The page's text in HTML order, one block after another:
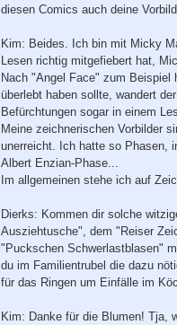
diesen Comics auch deine
Kim: Beides. Ich bin mit Micky
Lesen richtig mitgefiebert hat,
Nach "Angel Face" zum Beispiel
überlebt haben sollte, wandert
Befürchtungen sogar in einem
Meine zeichnerischen Vorbilder
unerreicht. Ich hatte so Phasen,
Albert Enzian-Phase...
Im allgemeinen stehe ich auf
Dierks: Kommen dir solche
Ausziehtusche", dem "Reiser
"Puckschen Schwerlastblasen"
du im Familientrubel die dazu
für das Ringen um Einfälle im
Kim: Danke für die Blumen! Tja,